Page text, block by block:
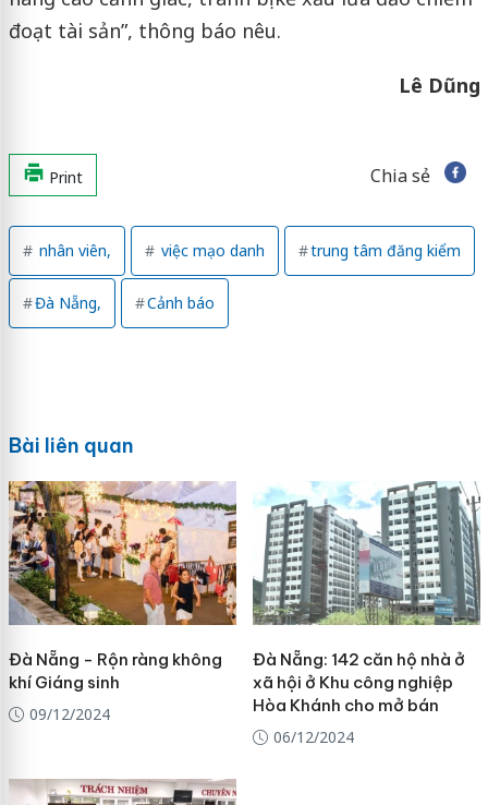
đoạt tài sản”, thông báo nêu.
Lê Dũng
Print Chia sẻ
nhân viên, việc mạo danh trung tâm đăng kiểm
Đà Nẵng, Cảnh báo
Bài liên quan
Đà Nẵng - Rộn ràng không
khí Giáng sinh
09/12/2024
Đà Nẵng: 142 căn hộ nhà ở
xã hội ở Khu công nghiệp
Hòa Khánh cho mở bán
06/12/2024